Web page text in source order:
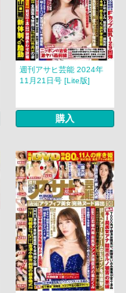
週刊アサヒ芸能 2024年
11月21日号 [Lite版]
購入